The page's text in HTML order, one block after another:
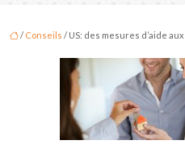
/ Conseils / US: des mesures d’aide